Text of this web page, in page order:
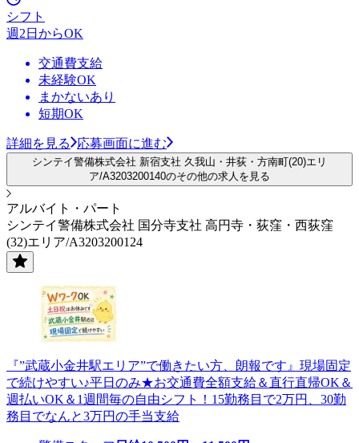
シフト
週2日からOK
交通費支給
未経験OK
まかないあり
短期OK
詳細を見る 応募画面に進む
シンテイ警備株式会社 新宿支社 久我山・井荻・方南町(20)エリ
ア/A3203200140のその他の求人を見る
アルバイト・パート
シンテイ警備株式会社 国分寺支社 高円寺・荻窪・西荻窪
(32)エリア/A3203200124
『”武蔵小金井駅エリア”で働きたい方、朗報です』現場固定
で続けやすい♪平日のみ★お交通費全額支給＆直行直帰OK＆
週払いOK＆1週間毎の自由シフト！15勤務目で2万円、30勤
務目でなんと3万円の手当支給